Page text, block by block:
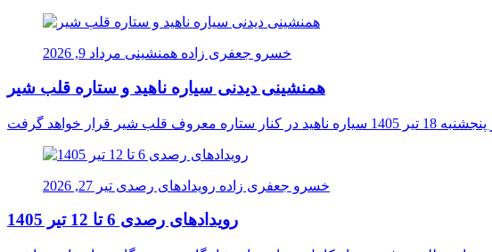
خسرو جعفری زاده همنشینی مرداد 9, 2026
همنشینی دیدنی سیاره ناهید و ستاره قلب شیر
خسرو جعفری زاده رویدادهای رصدی تیر 27, 2026
رویدادهای رصدی 6 تا 12 تیر 1405